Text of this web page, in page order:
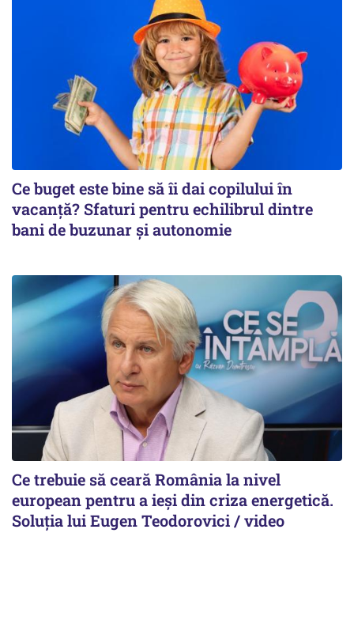
Ce buget este bine să îi dai copilului în
vacanță? Sfaturi pentru echilibrul dintre
bani de buzunar și autonomie
Ce trebuie să ceară România la nivel
european pentru a ieși din criza energetică.
Soluția lui Eugen Teodorovici / video